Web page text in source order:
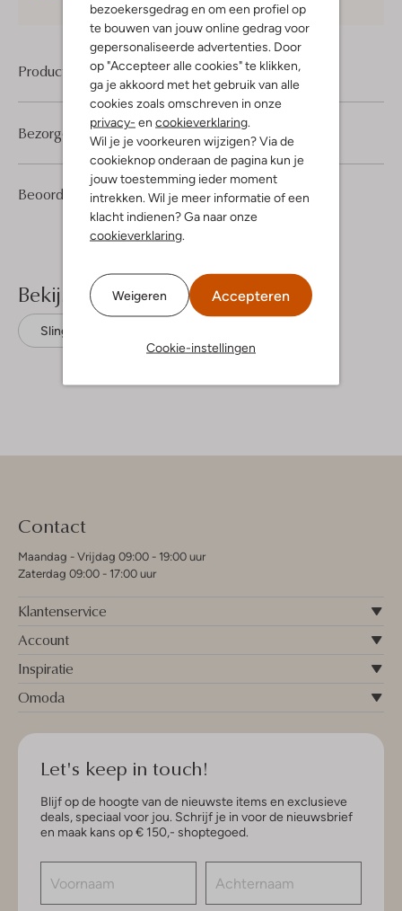
bezoekersgedrag en om een profiel op
te bouwen van jouw online gedrag voor
gepersonaliseerde advertenties. Door
op "Accepteer alle cookies" te klikken,
ga je akkoord met het gebruik van alle
cookies zoals omschreven in onze
privacy- en cookieverklaring.
Wil je je voorkeuren wijzigen? Via de
cookieknop onderaan de pagina kun je
jouw toestemming ieder moment
intrekken. Wil je meer informatie of een
klacht indienen? Ga naar onze
cookieverklaring.
Weigeren Accepteren
Cookie-instellingen
Product informatie
Beoordelingen (2) 4/5
2
4
Sterren
Bezorgen & retourneren
Bekijk meer
Slingbacks
Contact
Maandag - Vrijdag 09:00 - 19:00 uur
Zaterdag 09:00 - 17:00 uur
Klantenservice
Account
Inspiratie
Omoda
Let's keep in touch!
Blijf op de hoogte van de nieuwste items en exclusieve
deals, speciaal voor jou. Schrijf je in voor de nieuwsbrief
en maak kans op € 150,- shoptegoed.